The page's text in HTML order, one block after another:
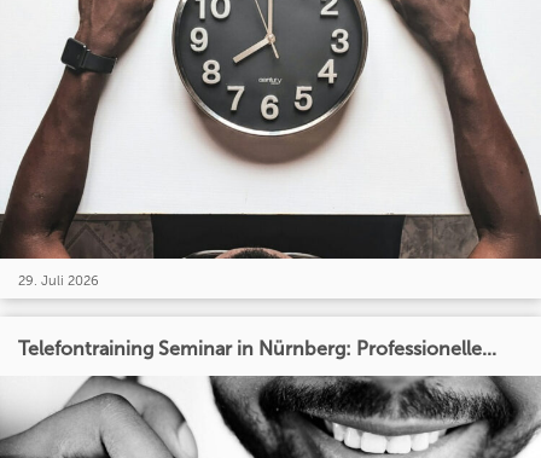
29. Juli 2026
Telefontraining Seminar in Nürnberg: Professionelle...